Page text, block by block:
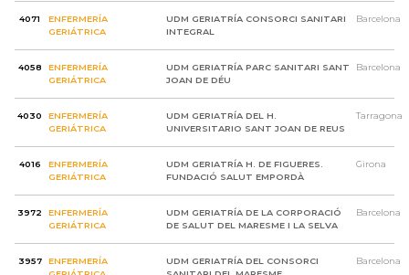
4071
ENFERMERÍA
GERIÁTRICA
UDM GERIATRÍA CONSORCI SANITARI
INTEGRAL
Barcelona
4058
ENFERMERÍA
GERIÁTRICA
UDM GERIATRÍA PARC SANITARI SANT
JOAN DE DÉU
Barcelona
4030
ENFERMERÍA
GERIÁTRICA
UDM GERIATRÍA DEL H.
UNIVERSITARIO SANT JOAN DE REUS
Tarragona
4016
ENFERMERÍA
GERIÁTRICA
UDM GERIATRÍA H. DE FIGUERES.
FUNDACIÓ SALUT EMPORDÀ
Girona
3972
ENFERMERÍA
GERIÁTRICA
UDM GERIATRÍA DE LA CORPORACIÓ
DE SALUT DEL MARESME I LA SELVA
Barcelona
3957
ENFERMERÍA
UDM GERIATRÍA DEL CONSORCI
Barcelona